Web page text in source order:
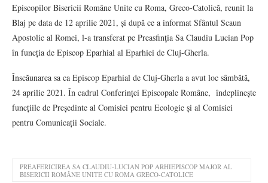
Episcopilor Bisericii Române Unite cu Roma, Greco-Catolică, reunit la
Blaj pe data de 12 aprilie 2021, și după ce a informat Sfântul Scaun
Apostolic al Romei, l-a transferat pe Preasfinţia Sa Claudiu Lucian Pop
în funcția de Episcop Eparhial al Eparhiei de Cluj-Gherla.
Înscăunarea sa ca Episcop Eparhial de Cluj-Gherla a avut loc sâmbătă,
24 aprilie 2021. În cadrul Conferinței Episcopale Române, îndeplinește
funcțiile de Președinte al Comisiei pentru Ecologie și al Comisiei
pentru Comunicații Sociale.
PREAFERICIREA SA CLAUDIU-LUCIAN POP ARHIEPISCOP MAJOR AL
BISERICII ROMÂNE UNITE CU ROMA GRECO-CATOLICE